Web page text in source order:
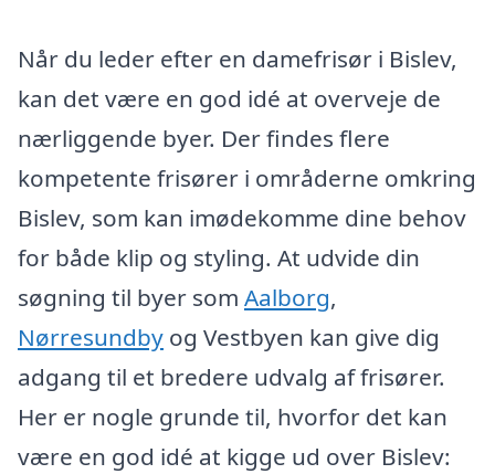
Når du leder efter en damefrisør i Bislev,
kan det være en god idé at overveje de
nærliggende byer. Der findes flere
kompetente frisører i områderne omkring
Bislev, som kan imødekomme dine behov
for både klip og styling. At udvide din
søgning til byer som Aalborg,
Nørresundby og Vestbyen kan give dig
adgang til et bredere udvalg af frisører.
Her er nogle grunde til, hvorfor det kan
være en god idé at kigge ud over Bislev: